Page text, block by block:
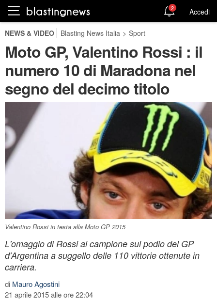
2 Accedi
NEWS & VIDEO Blasting News Italia > Sport
Moto GP, Valentino Rossi : il
numero 10 di Maradona nel
segno del decimo titolo
Valentino Rossi in testa alla Moto GP 2015
L'omaggio di Rossi al campione sul podio del GP
d'Argentina a suggello delle 110 vittorie ottenute in
carriera.
di Mauro Agostini
21 aprile 2015 alle ore 22:04